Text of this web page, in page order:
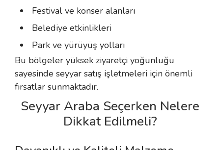
Festival ve konser alanları
Belediye etkinlikleri
Park ve yürüyüş yolları
Bu bölgeler yüksek ziyaretçi yoğunluğu
sayesinde seyyar satış işletmeleri için önemli
fırsatlar sunmaktadır.
Seyyar Araba Seçerken Nelere
Dikkat Edilmeli?